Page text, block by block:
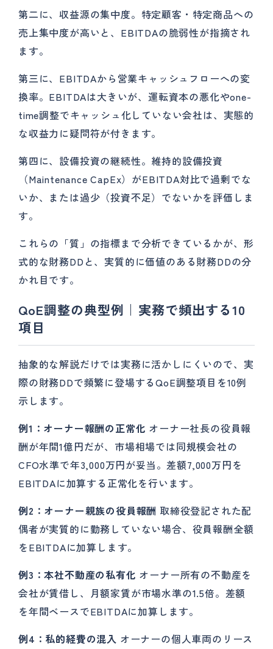
第二に、収益源の集中度。特定顧客・特定商品への
売上集中度が高いと、EBITDAの脆弱性が指摘され
ます。
第三に、EBITDAから営業キャッシュフローへの変
換率。EBITDAは大きいが、運転資本の悪化やone-
time調整でキャッシュ化していない会社は、実態的
な収益力に疑問符が付きます。
第四に、設備投資の継続性。維持的設備投資
（Maintenance CapEx）がEBITDA対比で過剰でな
いか、または過少（投資不足）でないかを評価しま
す。
これらの「質」の指標まで分析できているかが、形
式的な財務DDと、実質的に価値のある財務DDの分
かれ目です。
QoE調整の典型例｜実務で頻出する10
項目
抽象的な解説だけでは実務に活かしにくいので、実
際の財務DDで頻繁に登場するQoE調整項目を10例
示します。
例1：オーナー報酬の正常化 オーナー社長の役員報
酬が年間1億円だが、市場相場では同規模会社の
CFO水準で年3,000万円が妥当。差額7,000万円を
EBITDAに加算する正常化を行います。
例2：オーナー親族の役員報酬 取締役登記された配
偶者が実質的に勤務していない場合、役員報酬全額
をEBITDAに加算します。
例3：本社不動産の私有化 オーナー所有の不動産を
会社が賃借し、月額家賃が市場水準の1.5倍。差額
を年間ベースでEBITDAに加算します。
例4：私的経費の混入 オーナーの個人車両のリース